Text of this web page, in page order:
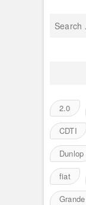
2.0
CDTI
Dunlop
fiat
Grande